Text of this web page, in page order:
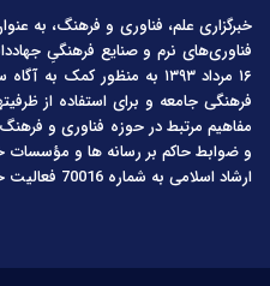
خبرگزاری علم، فناوری و فرهنگ، به
فناوری‌های نرم و صنایع فرهنگیِ
۱۶ مرداد ۱۳۹۳ به منظور کمک
فرهنگی جامعه و برای استفاده از
مفاهیم مرتبط در حوزه فناوری و
و ضوابط حاکم بر رسانه ها و مؤسسات
ارشاد اسلامی به شماره 70016 فعالیت خود را آغاز کرده است.